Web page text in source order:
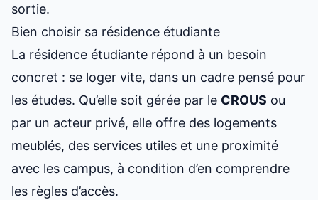
sortie.
Bien choisir sa résidence étudiante
La résidence étudiante répond à un besoin
concret : se loger vite, dans un cadre pensé pour
les études. Qu’elle soit gérée par le CROUS ou
par un acteur privé, elle offre des logements
meublés, des services utiles et une proximité
avec les campus, à condition d’en comprendre
les règles d’accès.